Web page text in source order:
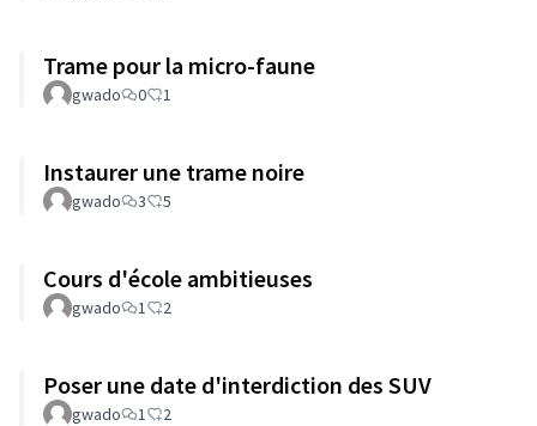
Trame pour la micro-faune
gwado 0 1
Instaurer une trame noire
gwado 3 5
Cours d'école ambitieuses
gwado 1 2
Poser une date d'interdiction des SUV
gwado 1 2